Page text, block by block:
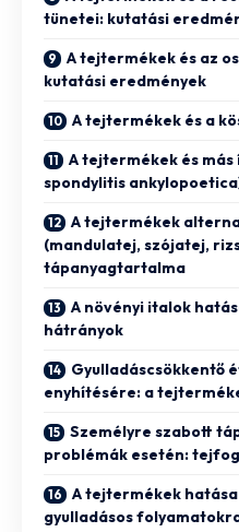
tünetei: kutatási
A tejtermékek és az
kutatási eredmények
A tejtermékek és a
A tejtermékek és
spondylitis
A tejtermékek
(mandulatej, szójatej,
tápanyagtartalma
A növényi italok
hátrányok
Gyulladáscsökkentő
enyhítésére: a
Személyre szabott
problémák esetén:
A tejtermékek
gyulladásos